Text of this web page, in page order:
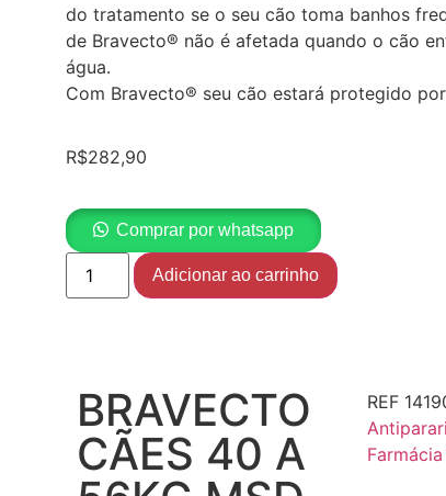
do tratamento se o seu cão toma banhos
de Bravecto® não é afetada quando o cão
água.
Com Bravecto® seu cão estará protegido por
R$282,90
Comprar por whatsapp
Adicionar ao carrinho
BRAVECTO
CÃES 40 A
REF